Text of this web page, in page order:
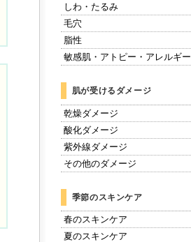
しわ・たるみ
毛穴
脂性
敏感肌・アトピー・アレルギー
肌が受けるダメージ
乾燥ダメージ
酸化ダメージ
紫外線ダメージ
その他のダメージ
季節のスキンケア
春のスキンケア
夏のスキンケア